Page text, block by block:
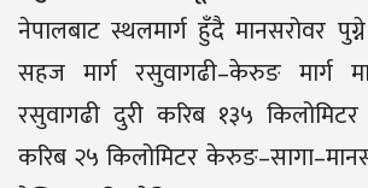
नेपालबाट स्थलमार्ग हुँदै मानसरोवर
सहज मार्ग रसुवागढी–केरुङ मार्ग
रसुवागढी दुरी करिब १३५
करिब २५ किलोमिटर